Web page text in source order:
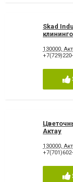
Skad
130000,
Актау
130000,